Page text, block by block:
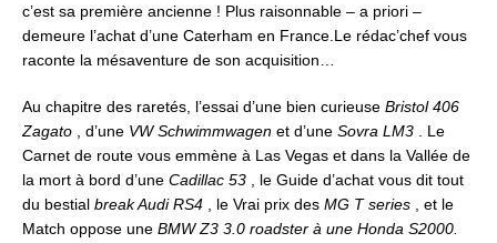
c’est sa première ancienne ! Plus raisonnable – a priori –
demeure l’achat d’une Caterham en France.Le rédac’chef vous
raconte la mésaventure de son acquisition…
Au chapitre des raretés, l’essai d’une bien curieuse Bristol 406
Zagato , d’une VW Schwimmwagen et d’une Sovra LM3 . Le
Carnet de route vous emmène à Las Vegas et dans la Vallée de
la mort à bord d’une Cadillac 53 , le Guide d’achat vous dit tout
du bestial break Audi RS4 , le Vrai prix des MG T series , et le
Match oppose une BMW Z3 3.0 roadster à une Honda S2000.